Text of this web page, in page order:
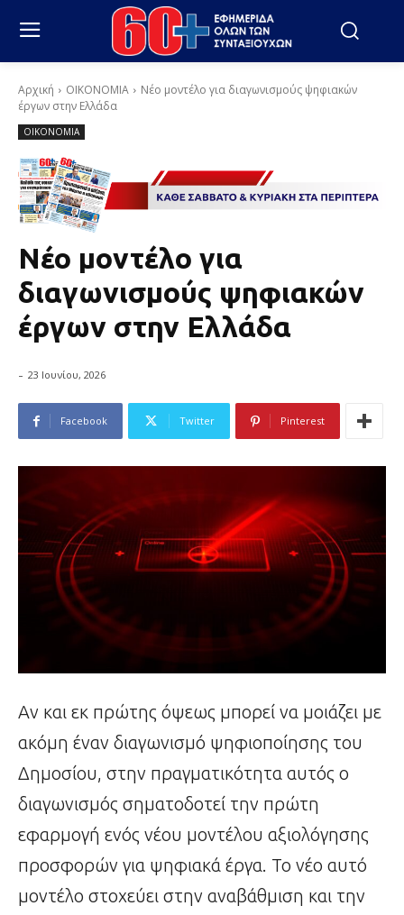
Αρχική ΟΙΚΟΝΟΜΙΑ
Νέο μοντέλο για διαγωνισμούς ψηφιακών
έργων στην Ελλάδα
ΟΙΚΟΝΟΜΙΑ
Νέο μοντέλο για
διαγωνισμούς ψηφιακών
έργων στην Ελλάδα
- 23 Ιουνίου, 2026
Facebook Twitter Pinterest
Αν και εκ πρώτης όψεως μπορεί να μοιάζει με
ακόμη έναν διαγωνισμό ψηφιοποίησης του
Δημοσίου, στην πραγματικότητα αυτός ο
διαγωνισμός σηματοδοτεί την πρώτη
εφαρμογή ενός νέου μοντέλου αξιολόγησης
προσφορών για ψηφιακά έργα. Το νέο αυτό
μοντέλο στοχεύει στην αναβάθμιση και την